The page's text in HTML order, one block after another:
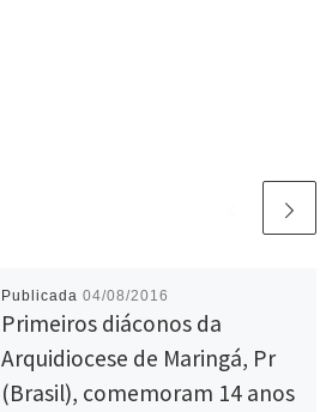
Publicada 04/08/2016
Primeiros diáconos da
Arquidiocese de Maringá, Pr
(Brasil), comemoram 14 anos